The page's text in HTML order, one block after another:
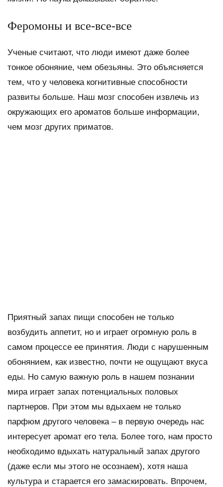
Феромоны и все-все-все
Ученые считают, что люди имеют даже более
тонкое обоняние, чем обезьяны. Это объясняется
тем, что у человека когнитивные способности
развиты больше. Наш мозг способен извлечь из
окружающих его ароматов больше информации,
чем мозг других приматов.
Приятный запах пищи способен не только
возбудить аппетит, но и играет огромную роль в
самом процессе ее принятия. Люди с нарушенным
обонянием, как известно, почти не ощущают вкуса
еды. Но самую важную роль в нашем познании
мира играет запах потенциальных половых
партнеров. При этом мы вдыхаем не только
парфюм другого человека – в первую очередь нас
интересует аромат его тела. Более того, нам просто
необходимо вдыхать натуральный запах другого
(даже если мы этого не осознаем), хотя наша
культура и старается его замаскировать. Впрочем,